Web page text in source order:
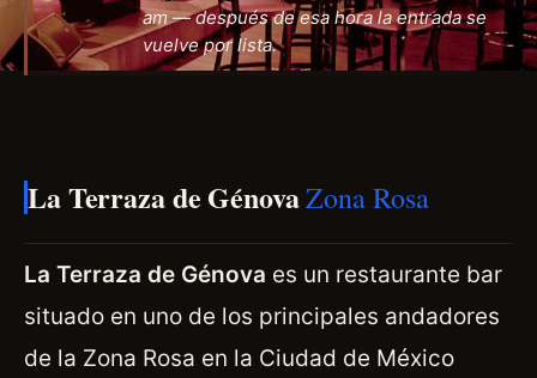
am — después de esa hora la entrada se
vuelve por lista.
La Terraza de GénovaZona Rosa
La Terraza de Génova es un restaurante bar
situado en uno de los principales andadores
de la Zona Rosa en la Ciudad de México